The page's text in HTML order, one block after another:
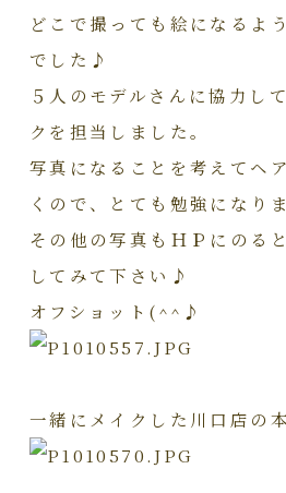
どこで撮っても絵になるよ
でした♪
５人のモデルさんに協力し
クを担当しました。
写真になることを考えてヘ
くので、とても勉強になり
その他の写真もＨＰにのる
してみて下さい♪
オフショット(^^♪
一緒にメイクした川口店の